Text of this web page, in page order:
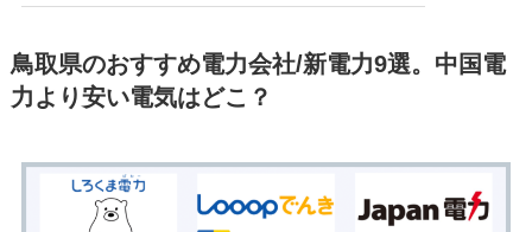
鳥取県のおすすめ電力会社/新電力9選。中国電
力より安い電気はどこ？